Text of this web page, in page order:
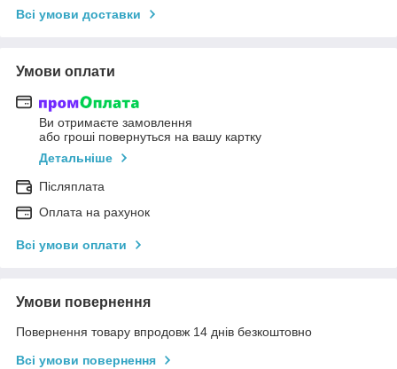
Всі умови доставки
Умови оплати
Ви отримаєте замовлення
або гроші повернуться на вашу картку
Детальніше
Післяплата
Оплата на рахунок
Всі умови оплати
Умови повернення
Повернення товару впродовж 14 днів безкоштовно
Всі умови повернення